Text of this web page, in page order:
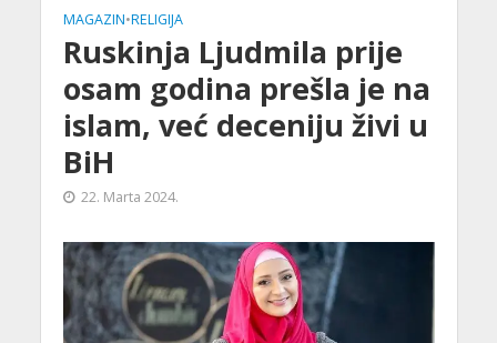
MAGAZIN•RELIGIJA
Ruskinja Ljudmila prije
osam godina prešla je na
islam, već deceniju živi u
BiH
22. Marta 2024.